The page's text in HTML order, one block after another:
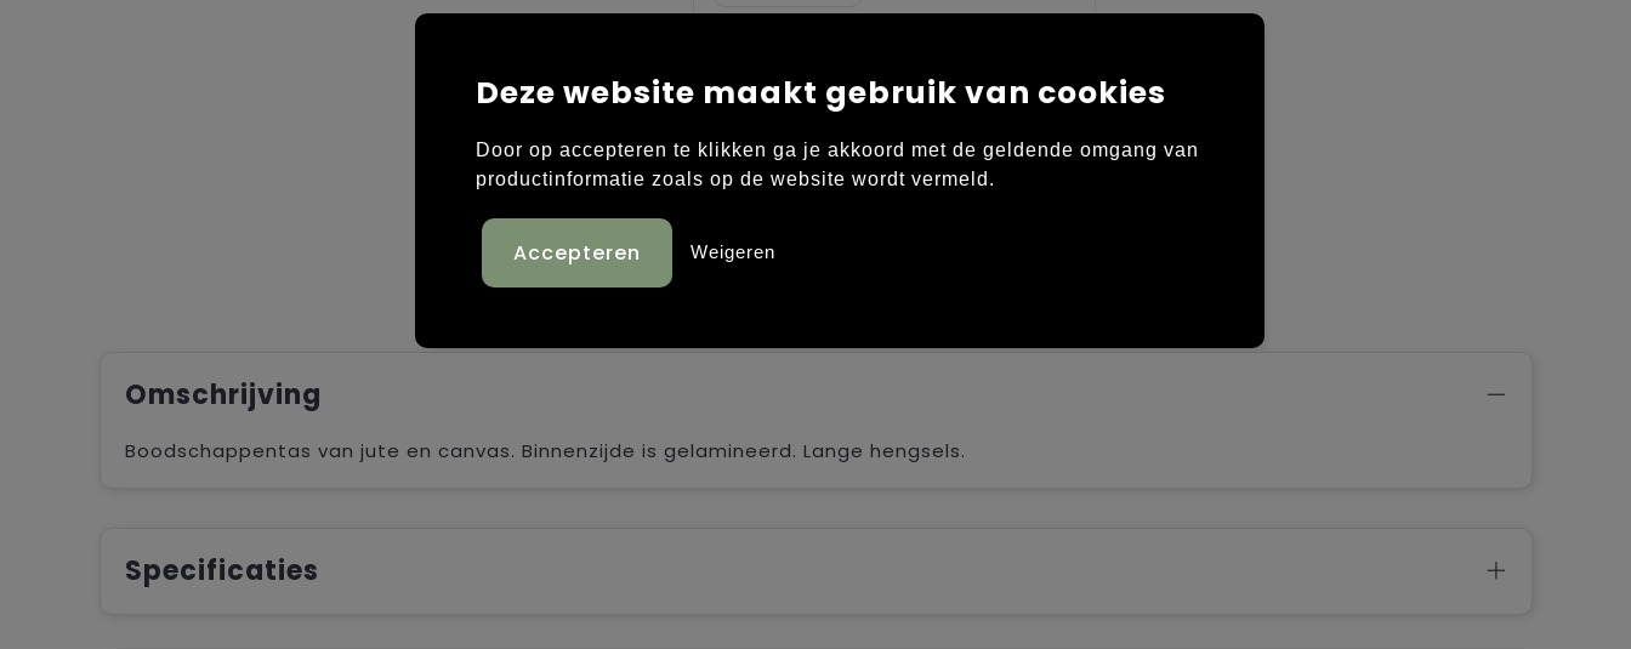
Onbewerkt
1
2
3
4
5
Full colour
Omschrijving
Boodschappentas van jute en canvas. Binnenzijde is gelamineerd. Lange hengsels.
Specificaties
Deze website maakt gebruik van cookies
Door op accepteren te klikken ga je akkoord met de geldende omgang van
productinformatie zoals op de website wordt vermeld.
Weigeren